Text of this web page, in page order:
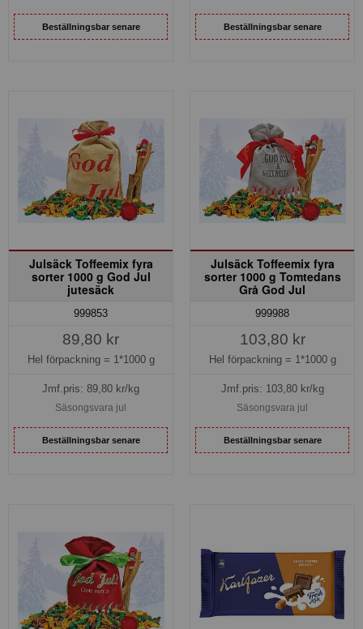
Beställningsbar senare Beställningsbar senare
Julsäck Toffeemix fyra
sorter 1000 g God Jul
jutesäck
999853
89,80 kr
Hel förpackning = 1*1000 g
Jmf.pris: 89,80 kr/kg
Säsongsvara jul
Beställningsbar senare
Julsäck Toffeemix fyra
sorter 1000 g Tomtedans
Grå God Jul
999988
103,80 kr
Hel förpackning = 1*1000 g
Jmf.pris: 103,80kr/kg
Säsongsvara jul
Beställningsbar senare